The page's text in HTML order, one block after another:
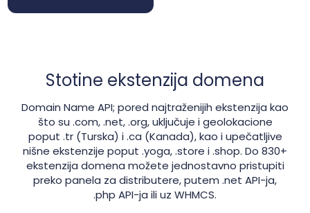
Stotine ekstenzija domena
Domain Name API; pored najtraženijih ekstenzija kao
što su .com, .net, .org, uključuje i geolokacione
poput .tr (Turska) i .ca (Kanada), kao i upečatljive
nišne ekstenzije poput .yoga, .store i .shop. Do 830+
ekstenzija domena možete jednostavno pristupiti
preko panela za distributere, putem .net API-ja,
.php API-ja ili uz WHMCS.